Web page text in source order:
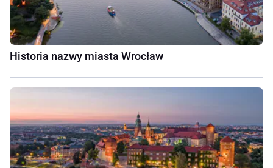
Historia nazwy miasta Wrocław